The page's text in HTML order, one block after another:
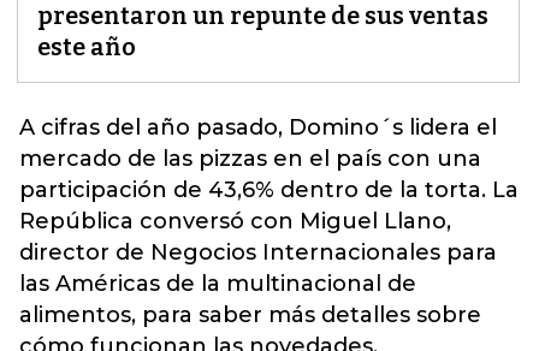
presentaron un repunte de sus ventas
este año
A cifras del año pasado, Domino´s lidera el
mercado de las pizzas en el país con una
participación de 43,6% dentro de la torta. La
República conversó con Miguel Llano,
director de Negocios Internacionales para
las Américas de la multinacional de
alimentos, para saber más detalles sobre